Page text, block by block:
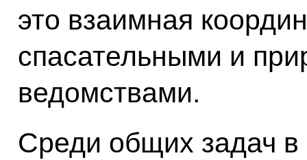
это взаимная
спасательными и
ведомствами.
Среди общих задач в